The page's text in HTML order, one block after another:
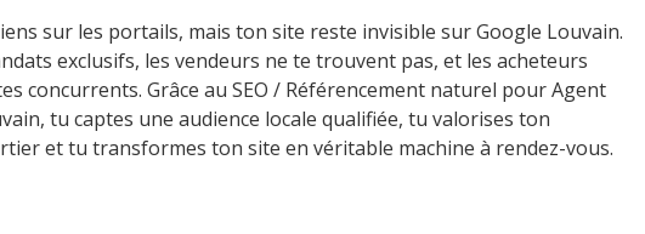
sur les portails, mais ton site reste invisible sur Google Louvain.
exclusifs, les vendeurs ne te trouvent pas, et les acheteurs
concurrents. Grâce au SEO / Référencement naturel pour Agent
tu captes une audience locale qualifiée, tu valorises ton
et tu transformes ton site en véritable machine à rendez-vous.